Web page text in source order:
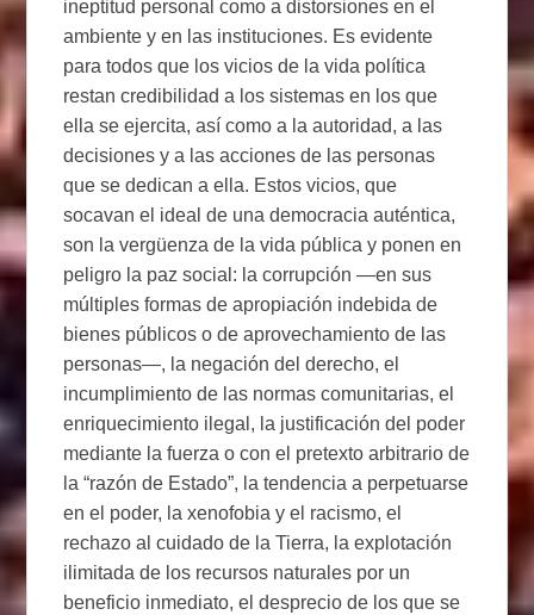
ineptitud personal como a distorsiones en el
ambiente y en las instituciones. Es evidente
para todos que los vicios de la vida política
restan credibilidad a los sistemas en los que
ella se ejercita, así como a la autoridad, a las
decisiones y a las acciones de las personas
que se dedican a ella. Estos vicios, que
socavan el ideal de una democracia auténtica,
son la vergüenza de la vida pública y ponen en
peligro la paz social: la corrupción —en sus
múltiples formas de apropiación indebida de
bienes públicos o de aprovechamiento de las
personas—, la negación del derecho, el
incumplimiento de las normas comunitarias, el
enriquecimiento ilegal, la justificación del poder
mediante la fuerza o con el pretexto arbitrario de
la “razón de Estado”, la tendencia a perpetuarse
en el poder, la xenofobia y el racismo, el
rechazo al cuidado de la Tierra, la explotación
ilimitada de los recursos naturales por un
beneficio inmediato, el desprecio de los que se